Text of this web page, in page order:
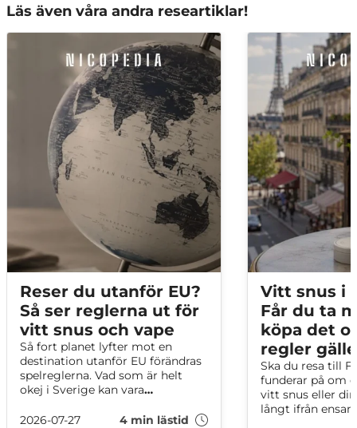
Läs även våra andra researtiklar!
Reser du utanför EU?
Så ser reglerna ut för
vitt snus och vape
Så fort planet lyfter mot en
destination utanför EU förändras
spelreglerna. Vad som är helt
okej i Sverige kan vara
helt förbjudet i Thailand. Här är
2026-07-27 4 min lästid
Vitt snus i
Får du ta
köpa det
regler
Ska du resa till
funderar på om
vitt snus eller
långt ifrån